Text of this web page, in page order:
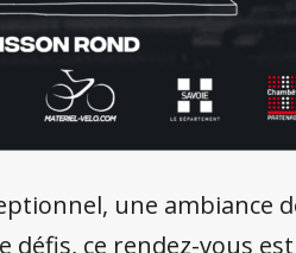
une ambiance
ce rendez-vous